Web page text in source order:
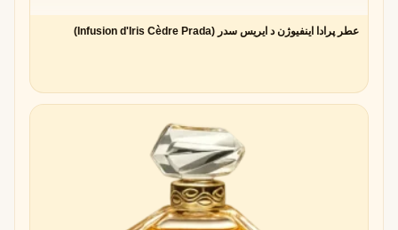
عطر پرادا اینفیوژن د ایریس سدر (Infusion d'Iris Cèdre Prada)